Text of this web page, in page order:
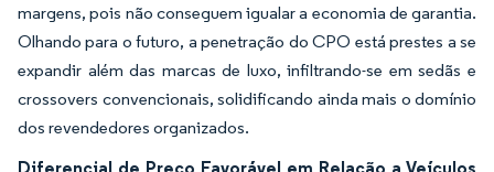
margens, pois não conseguem igualar a economia de garantia.
Olhando para o futuro, a penetração do CPO está prestes a se
expandir além das marcas de luxo, infiltrando-se em sedãs e
crossovers convencionais, solidificando ainda mais o domínio
dos revendedores organizados.
Diferencial de Preço Favorável em Relação a Veículos